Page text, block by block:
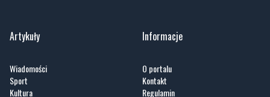
Artykuły
Wiadomości
Sport
Kultura
Informacje
O portalu
Kontakt
Regulamin